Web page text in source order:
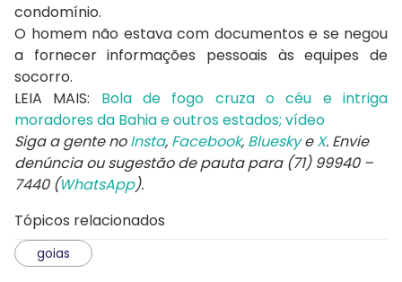
condomínio.
O homem não estava com documentos e se negou
a fornecer informações pessoais às equipes de
socorro.
LEIA MAIS: Bola de fogo cruza o céu e intriga
moradores da Bahia e outros estados; vídeo
Siga a gente noInsta, Facebook, BlueskyeX. Envie
denúncia ou sugestão de pauta para (71) 99940 –
7440 (WhatsApp).
Tópicos relacionados
goias